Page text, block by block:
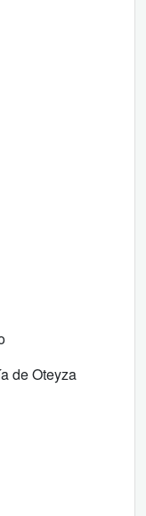
de Oteyza